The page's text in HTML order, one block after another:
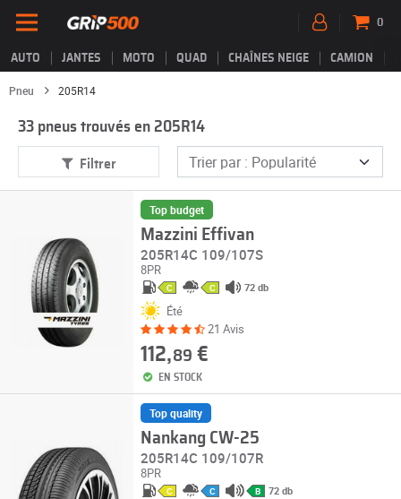
AUTO JANTES MOTO QUAD CHAÎNES NEIGE CAMION
0
Pneu 205R14
33 pneus trouvés en 205R14
Filtrer
Top budget
Mazzini Effivan
205R14C 109/107S
8PR
C C 72 db
Été
21 Avis
112,89 €
EN STOCK
Top quality
Nankang CW-25
205R14C 109/107R
8PR
C C B 72 db